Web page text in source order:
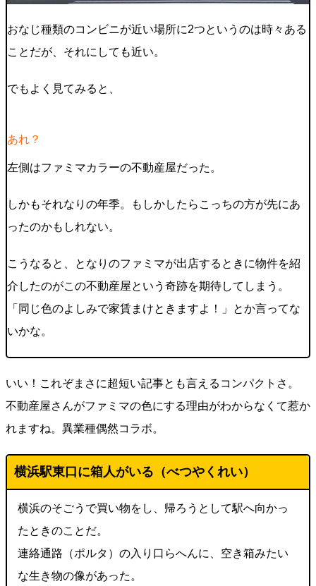
おなじ種類のコンビニが近い場所に2つというのは時々ある
ことだが、それにしても近い。
でもよく見てみると、
あれ？
左側はファミマカラーの不動産屋だった。
しかもそれなりの年季。もしかしたらこっちの方が先にあ
ったのかもしれない。
こうなると、となりのファミマが出店するときに物件を紹
介したのがこの不動産屋という奇跡を期待してしまう。
「同じ色のよしみで家賃まけときますよ！」とか言ってな
いかな。
いい！これぞまさに超短い記事とも言えるコンパクトさ。
不動産屋さんがファミマの色にする理由がわからなくて惹か
れますね。異業種偶然コラボ。
横浜駅東口に箱人がいる（べつやくれい）
横浜のそごうで買い物をし、帰ろうとして駅へ向かっ
たときのことだ。
連絡通路（ポルタ）の入り口らへんに、空き箱みたい
な生き物の像があった。